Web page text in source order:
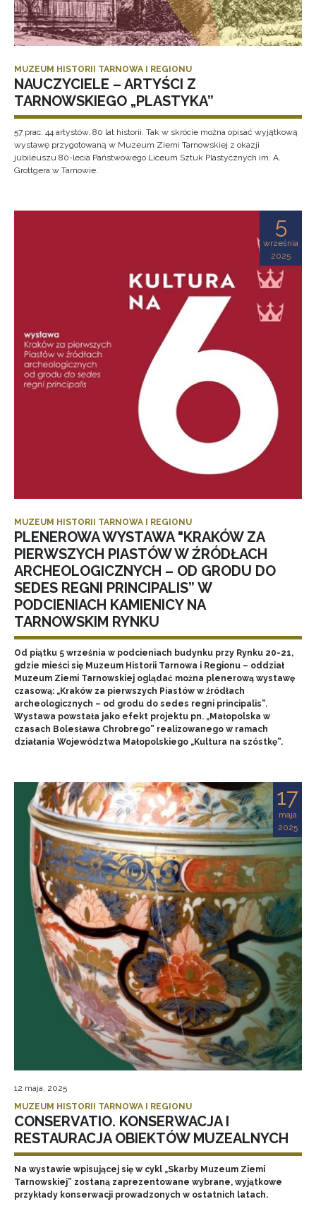
MUZEUM HISTORII TARNOWA I REGIONU
NAUCZYCIELE – ARTYŚCI Z
TARNOWSKIEGO „PLASTYKA”
57 prac. 44 artystów. 80 lat historii. Tak w skrócie można opisać wyjątkową
wystawę przygotowaną w Muzeum Ziemi Tarnowskiej z okazji
jubileuszu 80-lecia Państwowego Liceum Sztuk Plastycznych im. A.
Grottgera w Tarnowie.
5
września
2025
MUZEUM HISTORII TARNOWA I REGIONU
PLENEROWA WYSTAWA "KRAKÓW ZA
PIERWSZYCH PIASTÓW W ŹRÓDŁACH
ARCHEOLOGICZNYCH – OD GRODU DO
SEDES REGNI PRINCIPALIS” W
PODCIENIACH KAMIENICY NA
TARNOWSKIM RYNKU
Od piątku 5 września w podcieniach budynku przy Rynku 20-21,
gdzie mieści się Muzeum Historii Tarnowa i Regionu – oddział
Muzeum Ziemi Tarnowskiej oglądać można plenerową wystawę
czasową: „Kraków za pierwszych Piastów w źródłach
archeologicznych – od grodu do sedes regni principalis”.
Wystawa powstała jako efekt projektu pn. „Małopolska w
czasach Bolesława Chrobrego” realizowanego w ramach
działania Województwa Małopolskiego „Kultura na szóstkę”.
17
maja
2025
12 maja, 2025
MUZEUM HISTORII TARNOWA I REGIONU
CONSERVATIO. KONSERWACJA I
RESTAURACJA OBIEKTÓW MUZEALNYCH
Na wystawie wpisującej się w cykl „Skarby Muzeum Ziemi
Tarnowskiej” zostaną zaprezentowane wybrane, wyjątkowe
przykłady konserwacji prowadzonych w ostatnich latach.